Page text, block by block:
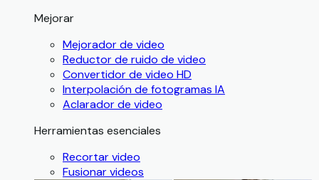
Mejorar
Mejorador de video
Reductor de ruido de video
Convertidor de video HD
Interpolación de fotogramas IA
Aclarador de video
Herramientas esenciales
Recortar video
Fusionar videos